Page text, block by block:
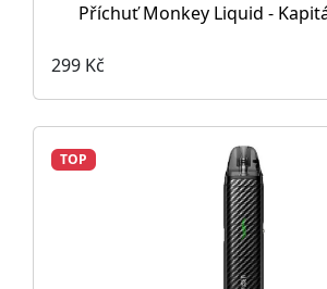
Příchuť Monkey Liquid -
299 Kč
TOP